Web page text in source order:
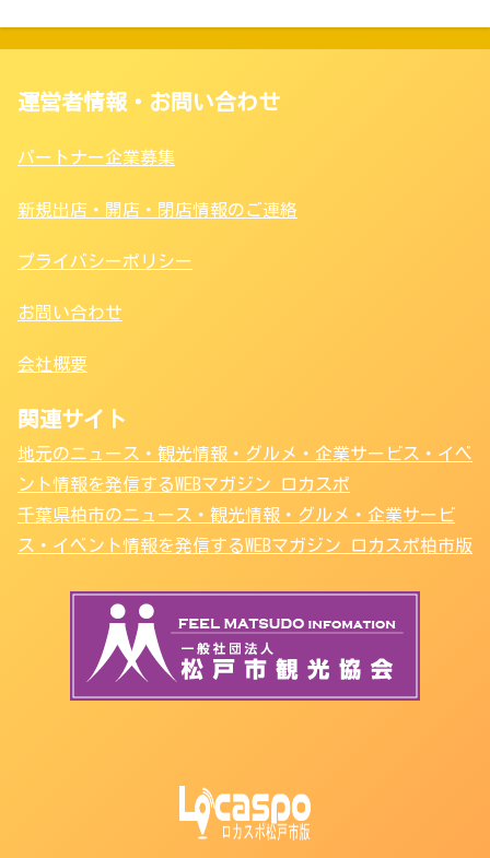
運営者情報・お問い合わせ
パートナー企業募集
新規出店・開店・閉店情報のご連絡
プライバシーポリシー
お問い合わせ
会社概要
関連サイト
地元のニュース・観光情報・グルメ・企業サービス・イベ
ント情報を発信するWEBマガジン ロカスポ
千葉県柏市のニュース・観光情報・グルメ・企業サービ
ス・イベント情報を発信するWEBマガジン ロカスポ柏市版